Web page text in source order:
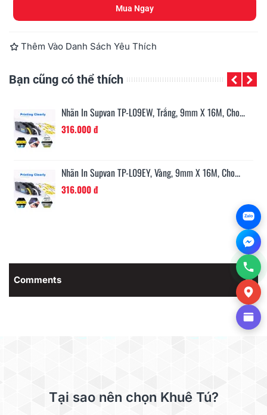
Mua Ngay
Thêm Vào Danh Sách Yêu Thích
Bạn cũng có thể thích
Nhãn In Supvan TP-L09EW, Trắng, 9mm X 16M, Cho...
316.000 đ
Nhãn In Supvan TP-L09EY, Vàng, 9mm X 16M, Cho...
316.000 đ
Comments
Tại sao nên chọn Khuê Tú?
Zalo